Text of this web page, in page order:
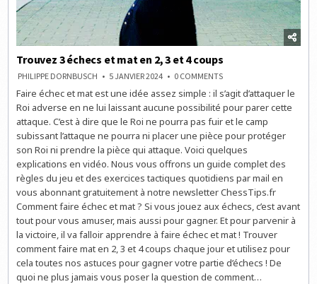
Trouvez 3 échecs et mat en 2, 3 et 4 coups
PHILIPPE DORNBUSCH 5 JANVIER 2024 0 COMMENTSON
3
ÉCHECS
ET
MAT
EN
2,
3
ET
4
COUPS
Faire échec et mat est une idée assez simple : il s’agit d’attaquer le
Roi adverse en ne lui laissant aucune possibilité pour parer cette
attaque. C’est à dire que le Roi ne pourra pas fuir et le camp
subissant l’attaque ne pourra ni placer une pièce pour protéger
son Roi ni prendre la pièce qui attaque. Voici quelques
explications en vidéo. Nous vous offrons un guide complet des
règles du jeu et des exercices tactiques quotidiens par mail en
vous abonnant gratuitement à notre newsletter ChessTips.fr
Comment faire échec et mat ? Si vous jouez aux échecs, c’est avant
tout pour vous amuser, mais aussi pour gagner. Et pour parvenir à
la victoire, il va falloir apprendre à faire échec et mat ! Trouver
comment faire mat en 2, 3 et 4 coups chaque jour et utilisez pour
cela toutes nos astuces pour gagner votre partie d’échecs ! De
quoi ne plus jamais vous poser la question de comment…